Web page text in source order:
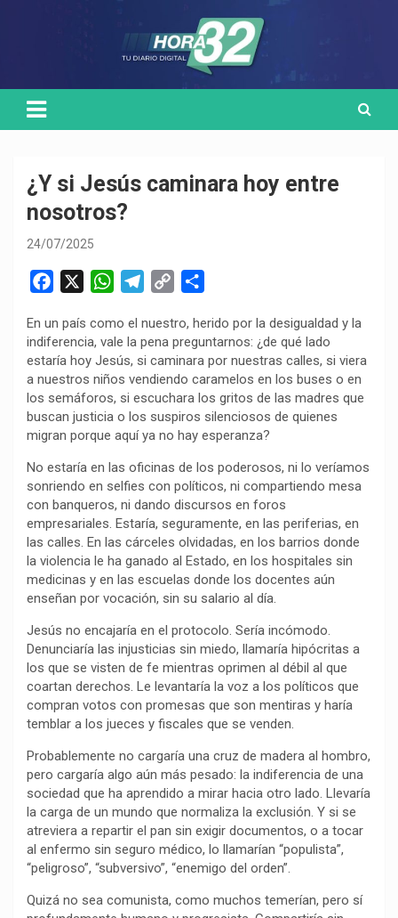
¿Y si Jesús caminara hoy entre
nosotros?
24/07/2025
c
e
b
o
o
k
W
a
t
s
A
p
p
l
e
g
r
a
m
p
y
L
i
n
k
m
p
a
r
t
i
r
En un país como el nuestro, herido por la desigualdad y la
indiferencia, vale la pena preguntarnos: ¿de qué lado
estaría hoy Jesús, si caminara por nuestras calles, si viera
a nuestros niños vendiendo caramelos en los buses o en
los semáforos, si escuchara los gritos de las madres que
buscan justicia o los suspiros silenciosos de quienes
migran porque aquí ya no hay esperanza?
No estaría en las oficinas de los poderosos, ni lo veríamos
sonriendo en selfies con políticos, ni compartiendo mesa
con banqueros, ni dando discursos en foros
empresariales. Estaría, seguramente, en las periferias, en
las calles. En las cárceles olvidadas, en los barrios donde
la violencia le ha ganado al Estado, en los hospitales sin
medicinas y en las escuelas donde los docentes aún
enseñan por vocación, sin su salario al día.
Jesús no encajaría en el protocolo. Sería incómodo.
Denunciaría las injusticias sin miedo, llamaría hipócritas a
los que se visten de fe mientras oprimen al débil al que
coartan derechos. Le levantaría la voz a los políticos que
compran votos con promesas que son mentiras y haría
temblar a los jueces y fiscales que se venden.
Probablemente no cargaría una cruz de madera al hombro,
pero cargaría algo aún más pesado: la indiferencia de una
sociedad que ha aprendido a mirar hacia otro lado. Llevaría
la carga de un mundo que normaliza la exclusión. Y si se
atreviera a repartir el pan sin exigir documentos, o a tocar
al enfermo sin seguro médico, lo llamarían “populista”,
“peligroso”, “subversivo”, “enemigo del orden”.
Quizá no sea comunista, como muchos temerían, pero sí